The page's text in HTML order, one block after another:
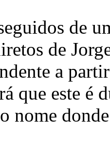
de
de
a
que este é
nome